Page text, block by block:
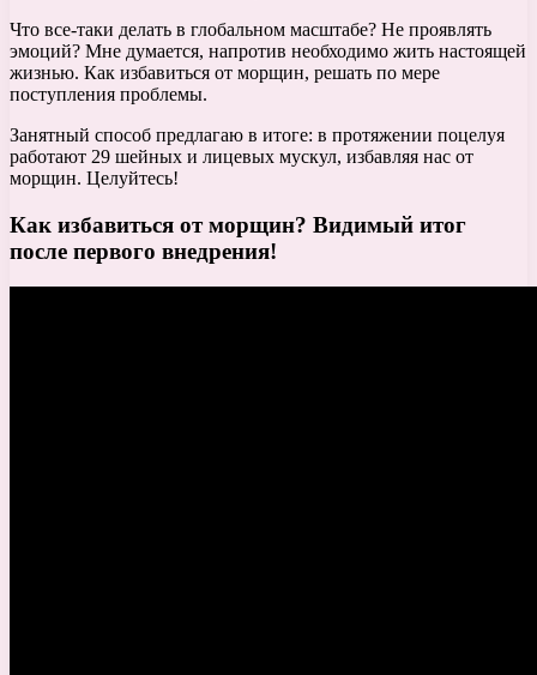
Что все-таки делать в глобальном масштабе? Не проявлять
эмоций? Мне думается, напротив необходимо жить настоящей
жизнью. Как избавиться от морщин, решать по мере
поступления проблемы.
Занятный способ предлагаю в итоге: в протяжении поцелуя
работают 29 шейных и лицевых мускул, избавляя нас от
морщин. Целуйтесь!
Как избавиться от морщин? Видимый итог
после первого внедрения!